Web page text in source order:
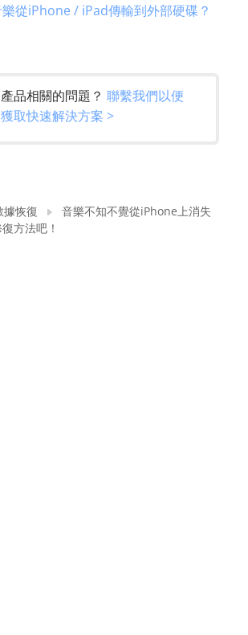
從iPhone / iPad傳輸到外部硬碟？
產品相關的問題？ 聯繫我們以便
獲取快速解決方案 >
恢復
音樂不知不覺從iPhone上消失
方法吧！